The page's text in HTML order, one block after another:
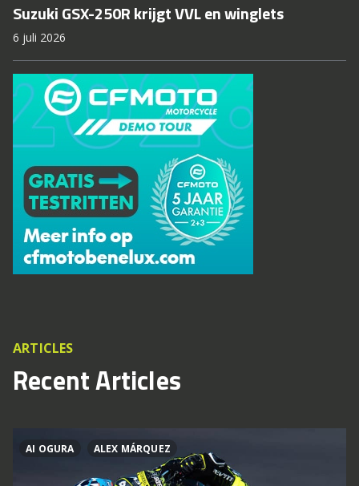
Suzuki GSX-250R krijgt VVL en winglets
6 juli 2026
ARTICLES
Recent Articles
AI OGURA ALEX MÁRQUEZ